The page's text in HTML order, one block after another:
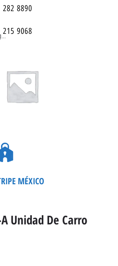
282 8890
215 9068
MÉXICO
Unidad De Carro